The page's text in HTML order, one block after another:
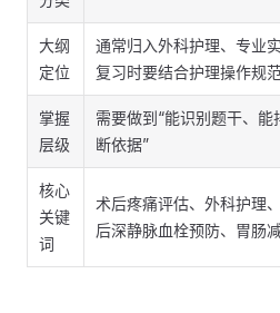
大纲
定位
通常归入外科护理、专业
复习时要结合护理操作规
掌握
层级
需要做到“能识别题干、
断依据”
核心
关键
词
术后疼痛评估、外科护理
后深静脉血栓预防、胃肠